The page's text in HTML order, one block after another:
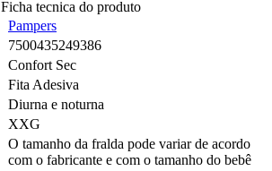
Ficha tecnica do produto
Pampers
7500435249386
Confort Sec
Fita Adesiva
Diurna e noturna
XXG
O tamanho da fralda pode variar de acordo
com o fabricante e com o tamanho do bebê